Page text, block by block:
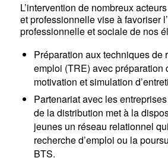
L’intervention de nombreux
et professionnelle vise à favoriser
professionnelle et sociale de nos
Préparation aux techniques de
emploi (TRE) avec préparation
motivation et simulation
Partenariat avec les
de la distribution met à la
jeunes un réseau relationnel
recherche d’emploi ou la
BTS.